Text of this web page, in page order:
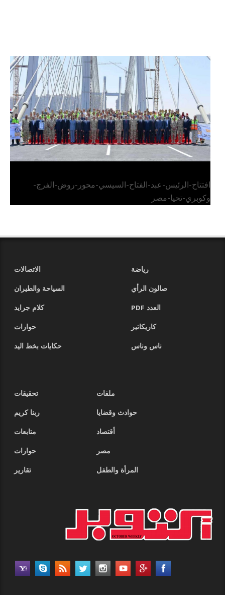
الرئيس عبد الفتاح السيسي يفتتح محور روض الفرج
وكوبري تحيا مصر
افتتاح-الرئيس-عبد-الفتاح-السيسي-محور-روض-الفرج-
وكوبري-تحيا-مصر
رياضة
الاتصالات
صالون الرأي
السياحة والطيران
العدد PDF
كلام جرايد
كاريكاتير
حوارات
ناس وناس
حكايات بخط اليد
ملفات
تحقيقات
حوادث وقضايا
ربنا كريم
أقتصاد
متابعات
مصر
حوارات
المرأة والطفل
تقارير